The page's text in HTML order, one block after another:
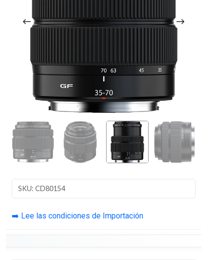
SKU: CD80154
➡️ Lee las condiciones de Importación